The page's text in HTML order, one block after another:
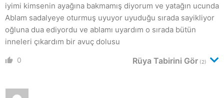
iyimi kimsenin ayağına bakmamış diyorum ve yatağın ucunda
Ablam sadalyeye oturmuş uyuyor uyuduğu sırada sayikliyor
oğluna dua ediyordu ve ablamı uyardım o sırada bütün
inneleri çıkardım bir avuç dolusu
0 Rüya Tabirini Gör (2)